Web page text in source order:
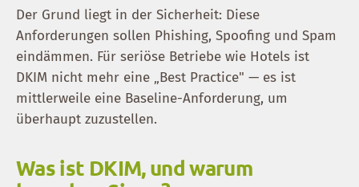
Der Grund liegt in der Sicherheit: Diese
Anforderungen sollen Phishing, Spoofing und Spam
eindämmen. Für seriöse Betriebe wie Hotels ist
DKIM nicht mehr eine „Best Practice" — es ist
mittlerweile eine Baseline-Anforderung, um
überhaupt zuzustellen.
Was ist DKIM, und warum